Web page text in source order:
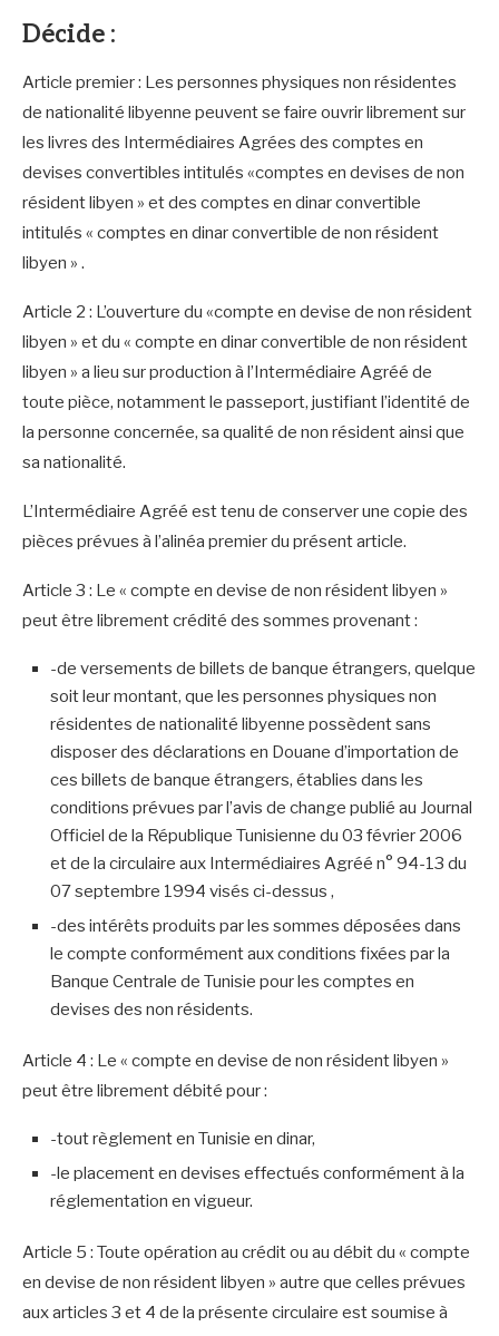
Décide :
Article premier : Les personnes physiques non résidentes
de nationalité libyenne peuvent se faire ouvrir librement sur
les livres des Intermédiaires Agrées des comptes en
devises convertibles intitulés «comptes en devises de non
résident libyen » et des comptes en dinar convertible
intitulés « comptes en dinar convertible de non résident
libyen » .
Article 2 : L’ouverture du «compte en devise de non résident
libyen » et du « compte en dinar convertible de non résident
libyen » a lieu sur production à l’Intermédiaire Agréé de
toute pièce, notamment le passeport, justifiant l’identité de
la personne concernée, sa qualité de non résident ainsi que
sa nationalité.
L’Intermédiaire Agréé est tenu de conserver une copie des
pièces prévues à l’alinéa premier du présent article.
Article 3 : Le « compte en devise de non résident libyen »
peut être librement crédité des sommes provenant :
-de versements de billets de banque étrangers, quelque
soit leur montant, que les personnes physiques non
résidentes de nationalité libyenne possèdent sans
disposer des déclarations en Douane d’importation de
ces billets de banque étrangers, établies dans les
conditions prévues par l’avis de change publié au Journal
Officiel de la République Tunisienne du 03 février 2006
et de la circulaire aux Intermédiaires Agréé n° 94-13 du
07 septembre 1994 visés ci-dessus ,
-des intérêts produits par les sommes déposées dans
le compte conformément aux conditions fixées par la
Banque Centrale de Tunisie pour les comptes en
devises des non résidents.
Article 4 : Le « compte en devise de non résident libyen »
peut être librement débité pour :
-tout règlement en Tunisie en dinar,
-le placement en devises effectués conformément à la
réglementation en vigueur.
Article 5 : Toute opération au crédit ou au débit du « compte
en devise de non résident libyen » autre que celles prévues
aux articles 3 et 4 de la présente circulaire est soumise à